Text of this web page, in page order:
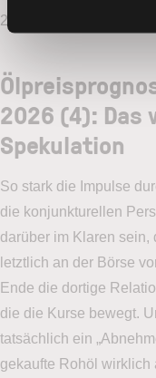
2026, weiter auf eine
2026 (4):
Spekulation
So stark die Impulse
die konjunkturellen
darüber im Klaren sein,
letztlich an der Börse
Ende die dortige
die die Kurse bewegt.
tatsächlich ein
gekaufte Rohöl wirklich